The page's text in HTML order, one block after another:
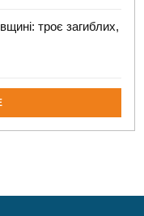
троє загиблих,